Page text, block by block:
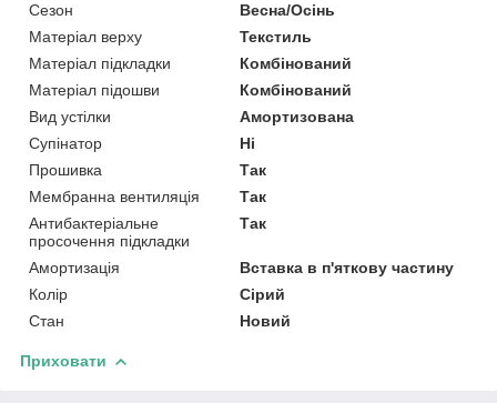
Сезон
Весна/Осінь
Матеріал верху
Текстиль
Матеріал підкладки
Комбінований
Матеріал підошви
Комбінований
Вид устілки
Амортизована
Супінатор
Ні
Прошивка
Так
Мембранна вентиляція
Так
Антибактеріальне
просочення підкладки
Так
Амортизація
Вставка в п'яткову частину
Колір
Сірий
Стан
Новий
Приховати